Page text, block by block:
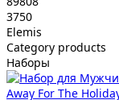
3750
Elemis
Category products
Наборы